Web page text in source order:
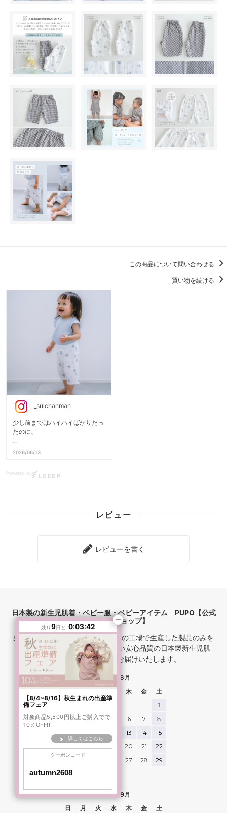
この商品について問い合わせる
買い物を続ける
_suichanman
少し前まではハイハイばかりだっ
たのに、
今では家中をてくてく。
いき、
ふとした瞬間に成長を感じます☺️
歩いたり、
しゃがんだり、
ハイハイしたり。
どんな動きにも自然になじんでい
娘もお気に入りの様子です🌿
淡い花柄も可愛くて、
シンプルなトップスと合わせるだ
けで季節感のあるコーデに
洗うほどにやわらかくなるガーゼ
これからたくさんの思い出と一緒
に育っていくのが楽しみです📷✨
pupo_official
model：79cm / 9.5kg
着用サイズ：80cm
2026/06/13
Powered by
レビュー
レビューを書く
日本製の新生児肌着・ベビー服・ベビーアイテム PUPO【公式
オンラインショップ】
生地作りから縫製まで、 日本国内の工場で生産した製品のみを
取り扱っています。 着心地の良い安心品質の日本製新生児肌
着、ベビーアイテムをお届けいたします。
2026年8月
木 金
土
1
2
3 4 6 7
8
9
10 11 13 14
15
20 21
22
27 28
29
30
2026年9月
日
月 火 水 木 金 土
残り9日と 0:03:40
【8/4~8/16】秋生まれの出産準
備フェア
対象商品5,500円以上ご購入でで
10％OFF!!
詳しくはこちら
クーポンコード